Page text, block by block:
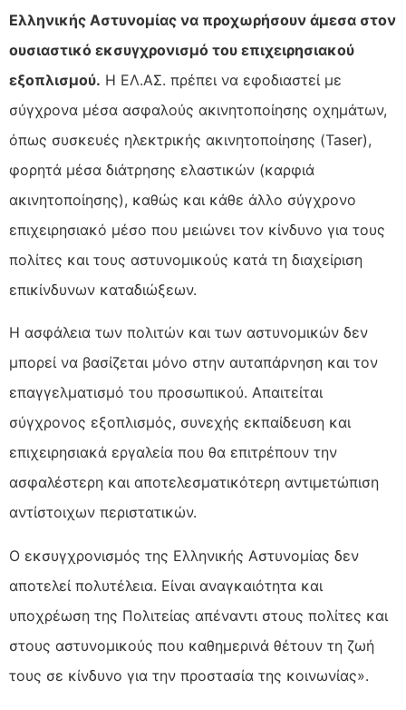
Ελληνικής Αστυνομίας να προχωρήσουν άμεσα στον
ουσιαστικό εκσυγχρονισμό του επιχειρησιακού
εξοπλισμού. Η ΕΛ.ΑΣ. πρέπει να εφοδιαστεί με
σύγχρονα μέσα ασφαλούς ακινητοποίησης οχημάτων,
όπως συσκευές ηλεκτρικής ακινητοποίησης (Taser),
φορητά μέσα διάτρησης ελαστικών (καρφιά
ακινητοποίησης), καθώς και κάθε άλλο σύγχρονο
επιχειρησιακό μέσο που μειώνει τον κίνδυνο για τους
πολίτες και τους αστυνομικούς κατά τη διαχείριση
επικίνδυνων καταδιώξεων.
Η ασφάλεια των πολιτών και των αστυνομικών δεν
μπορεί να βασίζεται μόνο στην αυταπάρνηση και τον
επαγγελματισμό του προσωπικού. Απαιτείται
σύγχρονος εξοπλισμός, συνεχής εκπαίδευση και
επιχειρησιακά εργαλεία που θα επιτρέπουν την
ασφαλέστερη και αποτελεσματικότερη αντιμετώπιση
αντίστοιχων περιστατικών.
Ο εκσυγχρονισμός της Ελληνικής Αστυνομίας δεν
αποτελεί πολυτέλεια. Είναι αναγκαιότητα και
υποχρέωση της Πολιτείας απέναντι στους πολίτες και
στους αστυνομικούς που καθημερινά θέτουν τη ζωή
τους σε κίνδυνο για την προστασία της κοινωνίας».